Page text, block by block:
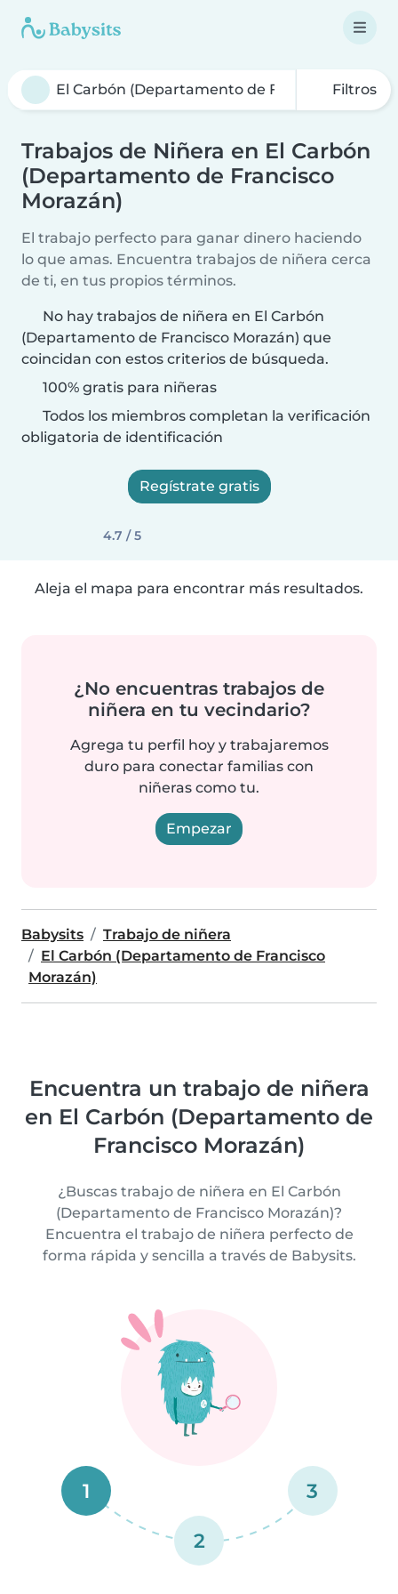
Filtros
Trabajos de Niñera en El Carbón
(Departamento de Francisco
Morazán)
El trabajo perfecto para ganar dinero haciendo
lo que amas. Encuentra trabajos de niñera cerca
de ti, en tus propios términos.
No hay trabajos de niñera en El Carbón
(Departamento de Francisco Morazán) que
coincidan con estos criterios de búsqueda.
100% gratis para niñeras
Todos los miembros completan la verificación
obligatoria de identificación
Regístrate gratis
4.7 / 5
Aleja el mapa para encontrar más resultados.
¿No encuentras trabajos de
niñera en tu vecindario?
Agrega tu perfil hoy y trabajaremos
duro para conectar familias con
niñeras como tu.
Empezar
Babysits
Trabajo de niñera
El Carbón (Departamento de Francisco
Morazán)
Encuentra un trabajo de niñera
en El Carbón (Departamento de
Francisco Morazán)
¿Buscas trabajo de niñera en El Carbón
(Departamento de Francisco Morazán)?
Encuentra el trabajo de niñera perfecto de
forma rápida y sencilla a través de Babysits.
1
2
3